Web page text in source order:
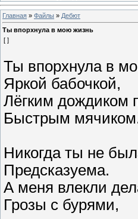
Главная » Файлы » Дебют
Ты впорхнула в мою жизнь
[ ]
Ты впорхнула в
Яркой бабочкой,
Лёгким дождиком
Быстрым
Никогда ты не
Предсказуема.
А меня влекли
Грозы с бурями,